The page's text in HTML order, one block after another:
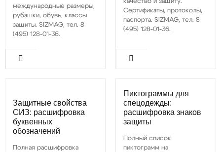
международные размеры,
рубашки, обувь, классы
защиты. SIZMAG, тел. 8
(495) 128-01-36.
качество и защиту.
Сертификаты, протоколы,
паспорта. SIZMAG, тел. 8
(495) 128-01-36.
Защитные свойства
СИЗ: расшифровка
буквенных
обозначений
Полная расшифровка
Пиктограммы для
спецодежды:
расшифровка знаков
защиты
Полный список
пиктограмм на